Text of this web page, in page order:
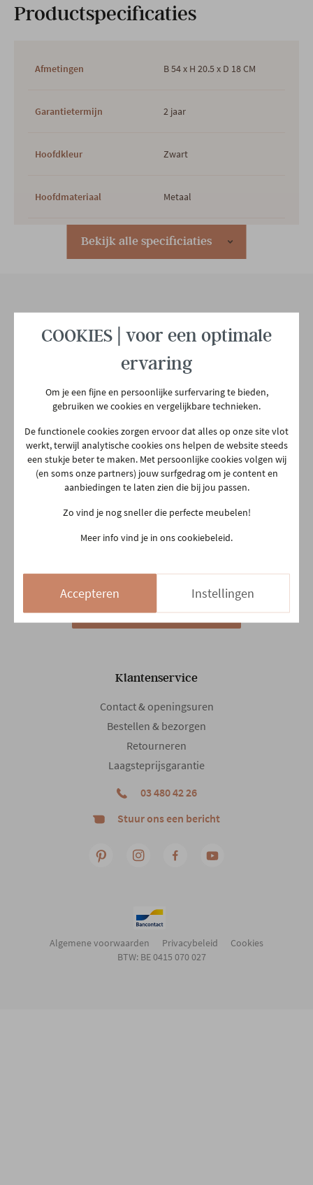
Productspecificaties
Bekijk alle specificiaties
Afmetingen B 54 x H 20.5 x D 18 CM
Garantietermijn 2 jaar
Hoofdkleur Zwart
Hoofdmateriaal Metaal
Modern Landelijk
Aarschotsesteenweg 151
2500 Lier
03 480 42 26
info@gerowonen.be
Ma
10:00 - 18:30
Di
10:00 - 18:30
Woe
10:00 - 18:30
Zo
14/08 en 15/08 Gesloten
Klantenservice
Contact & openingsuren
Bestellen & bezorgen
Retourneren
Laagsteprijsgarantie
03 480 42 26
Stuur ons een bericht
Algemene voorwaarden Privacybeleid
Cookies
BTW: BE 0415 070 027
COOKIES | voor een optimale
ervaring
Om je een fijne en persoonlijke surfervaring te bieden,
gebruiken we cookies en vergelijkbare technieken.
De functionele cookies zorgen ervoor dat alles op onze site vlot
werkt, terwijl analytische cookies ons helpen de website steeds
een stukje beter te maken. Met persoonlijke cookies volgen wij
(en soms onze partners) jouw surfgedrag om je content en
aanbiedingen te laten zien die bij jou passen.
Zo vind je nog sneller die perfecte meubelen!
Meer info vind je in ons cookiebeleid.
Accepteren Instellingen